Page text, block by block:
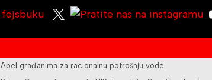
Apel građanima za racionalnu potrošnju vode